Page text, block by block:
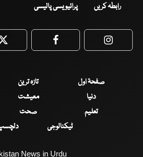
رابطہ کریں پرائیویسی پالیسی
Twitter Facebook
صفحۂ اول تازہ ترین
دنیا
معیشت
تعلیم
صحت
ٹیکنالوجی
News in Urdu